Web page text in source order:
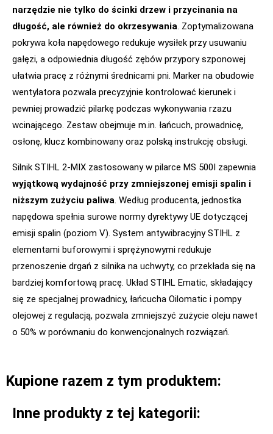
narzędzie nie tylko do ścinki drzew i przycinania na
długość, ale również do okrzesywania. Zoptymalizowana
pokrywa koła napędowego redukuje wysiłek przy usuwaniu
gałęzi, a odpowiednia długość zębów przypory szponowej
ułatwia pracę z różnymi średnicami pni. Marker na obudowie
wentylatora pozwala precyzyjnie kontrolować kierunek i
pewniej prowadzić pilarkę podczas wykonywania rzazu
wcinającego. Zestaw obejmuje m.in. łańcuch, prowadnicę,
osłonę, klucz kombinowany oraz polską instrukcję obsługi.
Silnik STIHL 2-MIX zastosowany w pilarce MS 500I zapewnia
wyjątkową wydajność przy zmniejszonej emisji spalin i
niższym zużyciu paliwa. Według producenta, jednostka
napędowa spełnia surowe normy dyrektywy UE dotyczącej
emisji spalin (poziom V). System antywibracyjny STIHL z
elementami buforowymi i sprężynowymi redukuje
przenoszenie drgań z silnika na uchwyty, co przekłada się na
bardziej komfortową pracę. Układ STIHL Ematic, składający
się ze specjalnej prowadnicy, łańcucha Oilomatic i pompy
olejowej z regulacją, pozwala zmniejszyć zużycie oleju nawet
o 50% w porównaniu do konwencjonalnych rozwiązań.
Kupione razem z tym produktem:
Inne produkty z tej kategorii: